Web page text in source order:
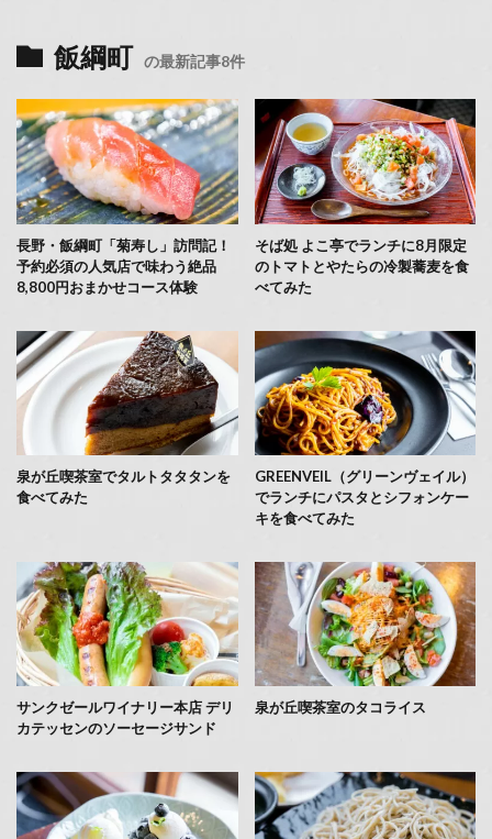
飯綱町 の最新記事8件
長野・飯綱町「菊寿し」訪問記！
予約必須の人気店で味わう絶品
8,800円おまかせコース体験
そば処 よこ亭でランチに8月限定
のトマトとやたらの冷製蕎麦を食
べてみた
泉が丘喫茶室でタルトタタタンを
食べてみた
GREENVEIL（グリーンヴェイル）
でランチにパスタとシフォンケー
キを食べてみた
サンクゼールワイナリー本店 デリ
カテッセンのソーセージサンド
泉が丘喫茶室のタコライス